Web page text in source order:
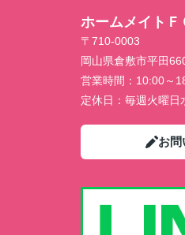
ホームメイトＦ
〒710-0003
岡山県倉敷市平田
営業時間： 10:00～
定休日： 毎週火曜
お問